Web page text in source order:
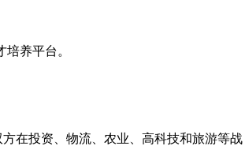
养平台。
在投资、物流、农业、高科技和旅游等战